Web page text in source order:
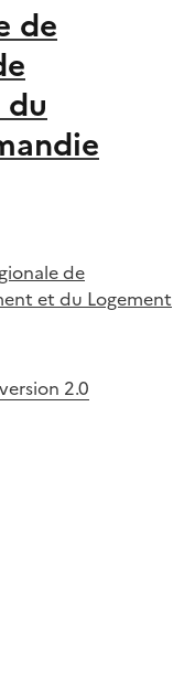
de
de
et du Logement
2.0